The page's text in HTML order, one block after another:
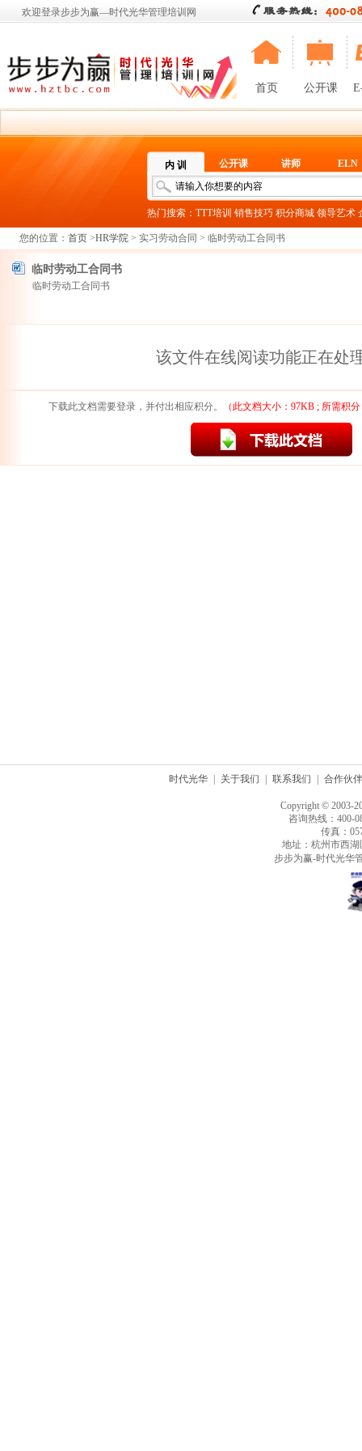
欢迎登录步步为赢—时代光华管理培训网
首页 公开课
内 训 公开课 讲师 ELN
热门搜索： TTT培训 销售技巧 积分商城 领导艺术
您的位置： 首页 >HR学院 > 实习劳动合同 > 临时劳动工合同书
临时劳动工合同书
临时劳动工合同书
该文件在线阅读功能正在处
下载此文档需要登录，并付出相应积分。 （此文档大小：97KB ; 所需积
时代光华 关于我们 联系我们 合作伙伴
Copyright © 2003-
咨询热线：400-
传真：
地址：杭州市西
步步为赢-时代光华